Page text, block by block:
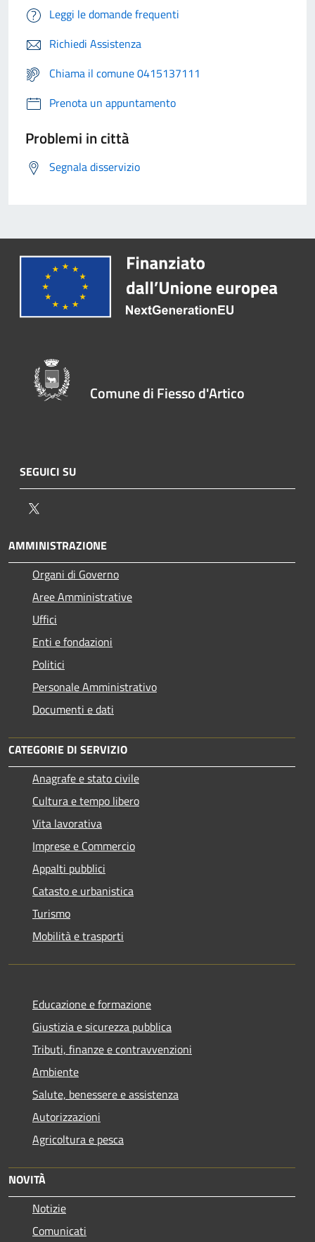
Leggi le domande frequenti
Richiedi Assistenza
Chiama il comune 0415137111
Prenota un appuntamento
Problemi in città
Segnala disservizio
Comune di Fiesso d'Artico
SEGUICI SU
AMMINISTRAZIONE
Organi di Governo
Aree Amministrative
Uffici
Enti e fondazioni
Politici
Personale Amministrativo
Documenti e dati
CATEGORIE DI SERVIZIO
Anagrafe e stato civile
Cultura e tempo libero
Vita lavorativa
Imprese e Commercio
Appalti pubblici
Catasto e urbanistica
Turismo
Mobilità e trasporti
Educazione e formazione
Giustizia e sicurezza pubblica
Tributi, finanze e contravvenzioni
Ambiente
Salute, benessere e assistenza
Autorizzazioni
Agricoltura e pesca
NOVITÀ
Notizie
Comunicati